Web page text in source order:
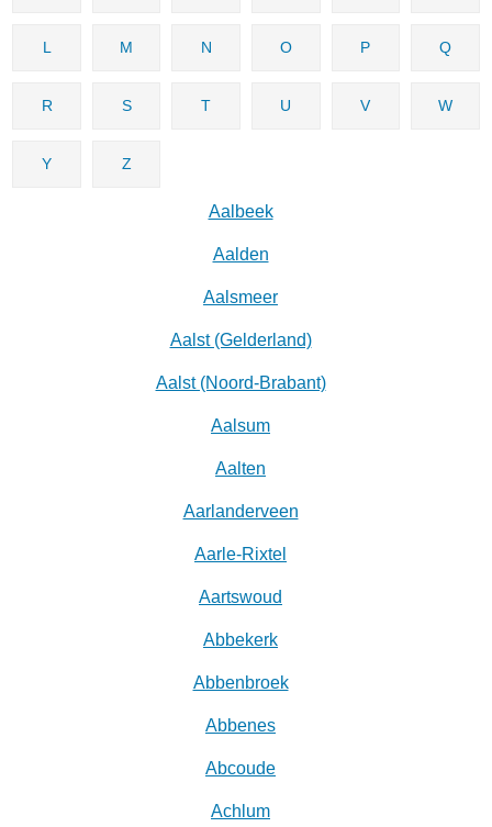
L M N O P Q
R S T U V W
Y Z
Aalbeek
Aalden
Aalsmeer
Aalst (Gelderland)
Aalst (Noord-Brabant)
Aalsum
Aalten
Aarlanderveen
Aarle-Rixtel
Aartswoud
Abbekerk
Abbenbroek
Abbenes
Abcoude
Achlum